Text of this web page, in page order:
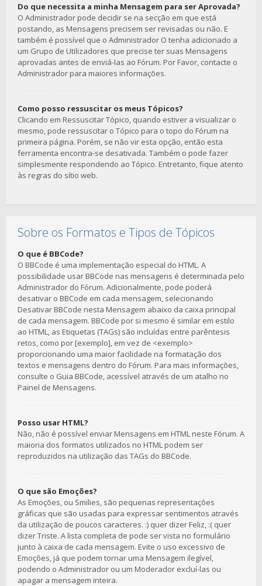
Do que necessita a minha Mensagem para ser Aprovada?
O Administrador pode decidir se na secção em que está
postando, as Mensagens precisem ser revisadas ou não. E
também é possível que o Administrador O tenha adicionado a
um Grupo de Utilizadores que precise ter suas Mensagens
aprovadas antes de enviá-las ao Fórum. Por Favor, contacte o
Administrador para maiores informações.
Como posso ressuscitar os meus Tópicos?
Clicando em Ressuscitar Tópico, quando estiver a visualizar o
mesmo, pode ressuscitar o Tópico para o topo do Fórum na
primeira página. Porém, se não vir esta opção, então esta
ferramenta encontra-se desativada. Também o pode fazer
simplesmente respondendo ao Tópico. Entretanto, fique atento
às regras do sítio web.
Sobre os Formatos e Tipos de Tópicos
O que é BBCode?
O BBCode é uma implementação especial do HTML. A
possibilidade usar BBCode nas mensagens é determinada pelo
Administrador do Fórum. Adicionalmente, pode poderá
desativar o BBCode em cada mensagem, selecionando
Desativar BBCode nesta Mensagem abaixo da caixa principal
de cada mensagem. BBCode por si mesmo é similar em estilo
ao HTML, as Etiquetas (TAGs) são incluídas entre parêntesis
retos, como por [exemplo], em vez de <exemplo>
proporcionando uma maior facilidade na formatação dos
textos e mensagens dentro do Fórum. Para mais informações,
consulte o Guia BBCode, acessível através de um atalho no
Painel de Mensagens.
Posso usar HTML?
Não, não é possível enviar Mensagens em HTML neste Fórum. A
maioria dos formatos utilizados no HTML podem ser
reproduzidos na utilização das TAGs do BBCode.
O que são Emoções?
As Emoções, ou Smilies, são pequenas representações
gráficas que são usadas para expressar sentimentos através
da utilização de poucos caracteres. :) quer dizer Feliz, :( quer
dizer Triste. A lista completa de pode ser vista no formulário
junto à caixa de cada mensagem. Evite o uso excessivo de
Emoções, já que podem tornar uma Mensagem ilegível,
podendo o Administrador ou um Moderador excluí-las ou
apagar a mensagem inteira.